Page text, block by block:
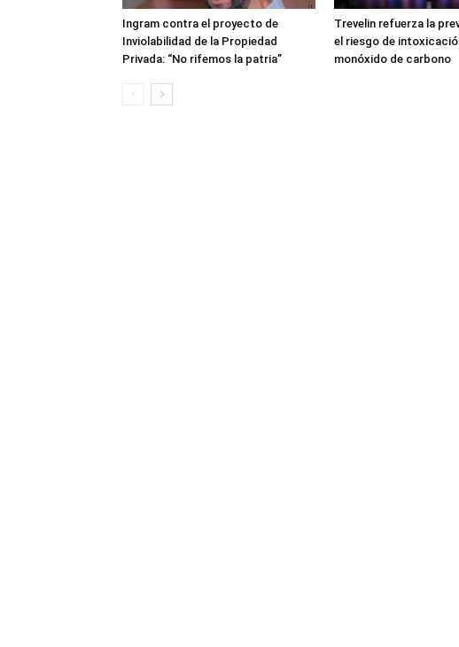
Ingram contra el proyecto de
Inviolabilidad de la Propiedad
Privada: “No rifemos la patria”
Trevelin refuerza la
el riesgo de
monóxido de carbono